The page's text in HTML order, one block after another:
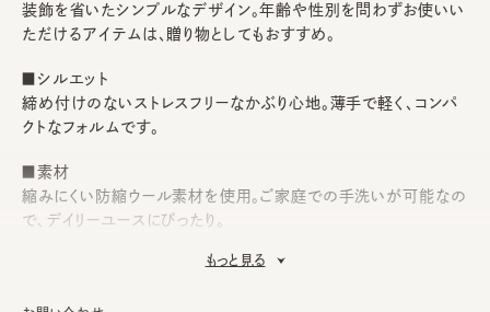
装飾を省いたシンプルなデザイン。年齢や性別を問わずお使いい
ただけるアイテムは、贈り物としてもおすすめ。
■シルエット
締め付けのないストレスフリーなかぶり心地。薄手で軽く、コンパ
クトなフォルムです。
■素材
縮みにくい防縮ウール素材を使用。ご家庭での手洗いが可能なの
で、デイリーユースにぴったり。
もっと見る